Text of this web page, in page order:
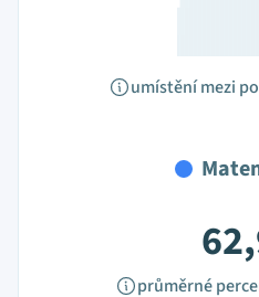
umístění mezi
průměrné